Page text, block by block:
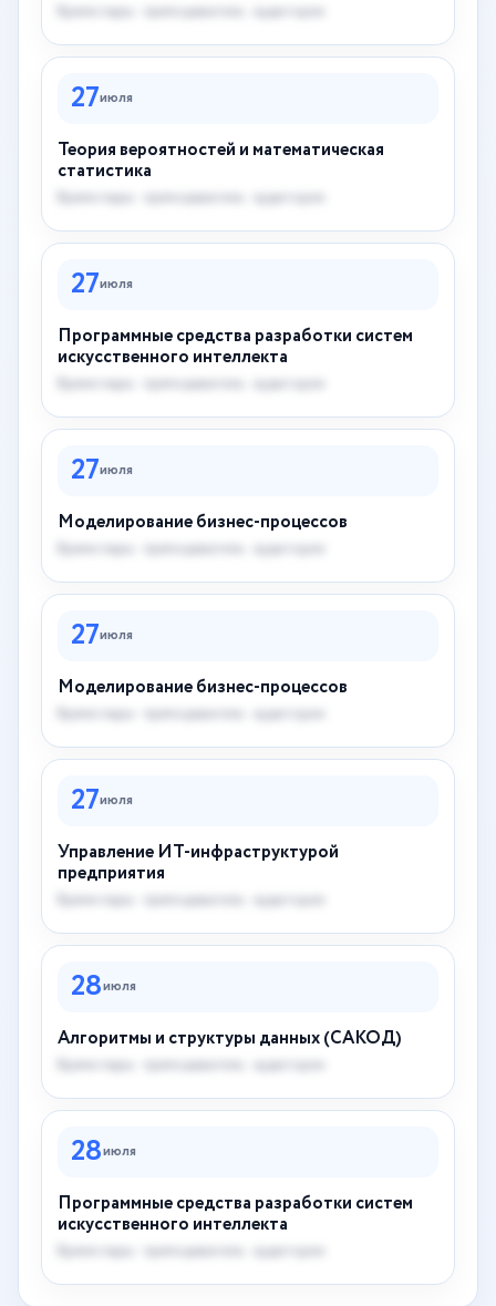
Время пары · преподаватель · аудитория
27июля
Теория вероятностей и математическая
статистика
Время пары · преподаватель · аудитория
27июля
Программные средства разработки систем
искусственного интеллекта
Время пары · преподаватель · аудитория
27июля
Моделирование бизнес-процессов
Время пары · преподаватель · аудитория
27июля
Моделирование бизнес-процессов
Время пары · преподаватель · аудитория
27июля
Управление ИТ-инфраструктурой
предприятия
Время пары · преподаватель · аудитория
28июля
Алгоритмы и структуры данных (САКОД)
Время пары · преподаватель · аудитория
28июля
Программные средства разработки систем
искусственного интеллекта
Время пары · преподаватель · аудитория